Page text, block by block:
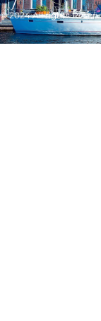
© 2024 All rights